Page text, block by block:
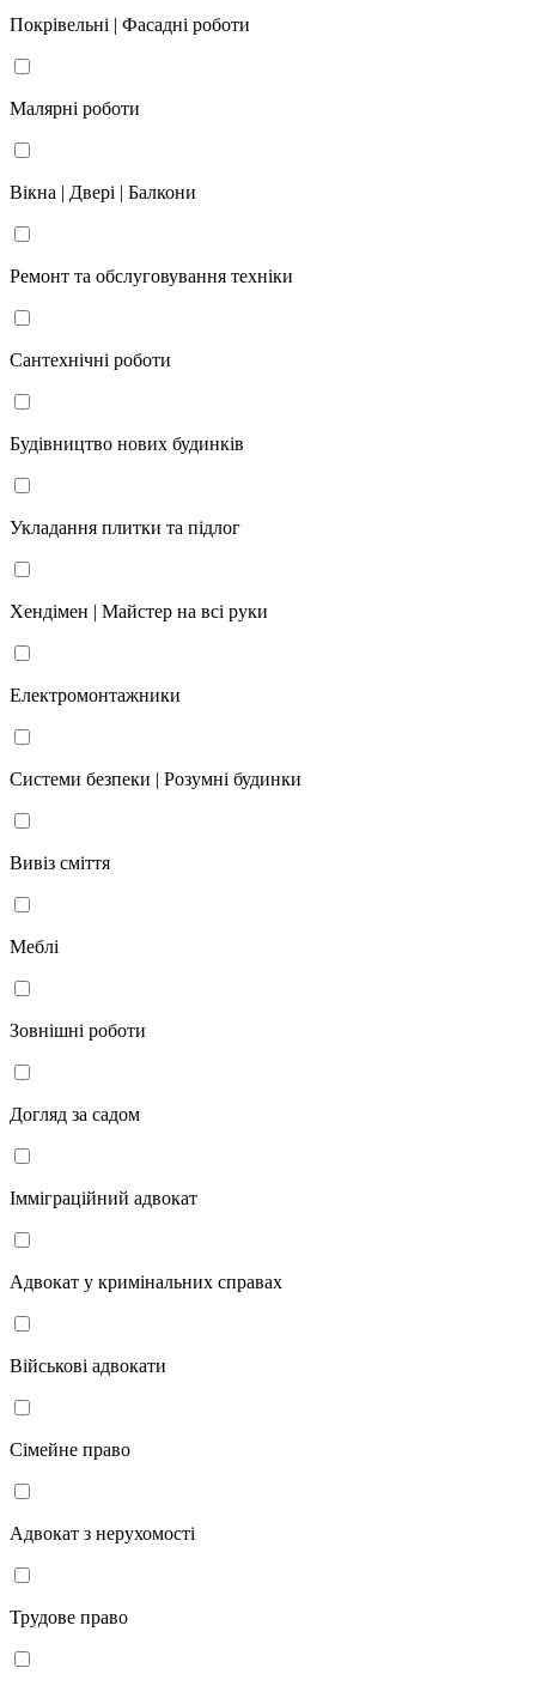
Покрівельні | Фасадні роботи
Малярні роботи
Вікна | Двері | Балкони
Ремонт та обслуговування техніки
Сантехнічні роботи
Будівництво нових будинків
Укладання плитки та підлог
Хендімен | Майстер на всі руки
Електромонтажники
Системи безпеки | Розумні будинки
Вивіз сміття
Меблі
Зовнішні роботи
Догляд за садом
Імміграційний адвокат
Адвокат у кримінальних справах
Військові адвокати
Сімейне право
Адвокат з нерухомості
Трудове право